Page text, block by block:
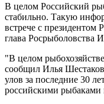
В целом Российский
стабильно. Такую
встрече с
глава Росрыболовства
"В целом
сообщил Илья
улов за последние 30
российскими рыбаками